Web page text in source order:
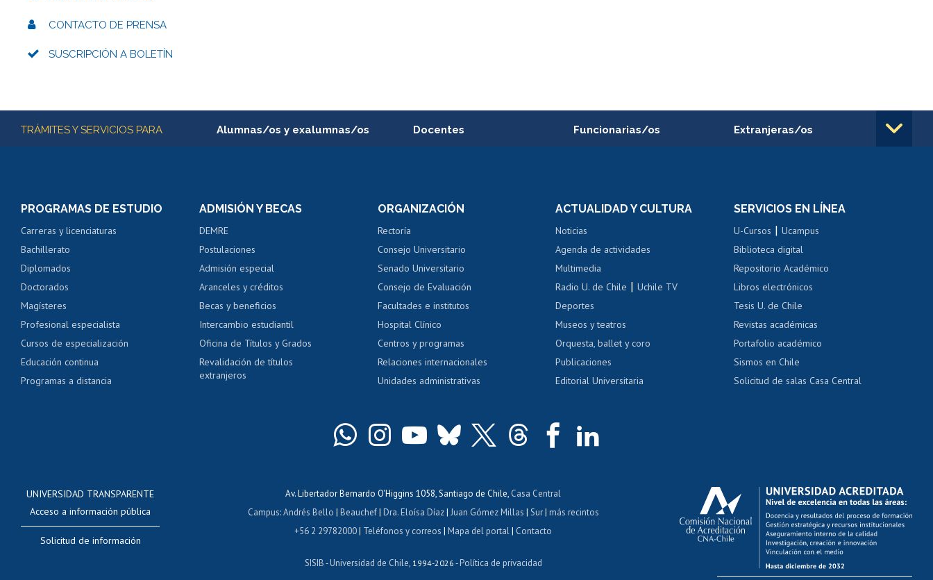
CONTACTO DE PRENSA
SUSCRIPCIÓN A BOLETÍN
Más información
TRÁMITES Y SERVICIOS PARA Alumnas/os y exalumnas/os
Servicio médico y dental
Pago de arancel y crédito alumnos
Pago de arancel y crédito exalumnos
Certificado de títulos y grados
Docentes
Perfeccionamiento
Evaluación docente
Calificación académica
Postulación al AUCAI
Funcionarias/os
Portal de movilidad interna
Certificado de renta
Certificado de renta
Extranjeras/os
Cursos de español
Mi Uchile Ayuda tecnológica Tarjeta TUI Acoso laboral, sexual y violencia Denuncias administrativas
PROGRAMAS DE ESTUDIO
Carreras y licenciaturas
Bachillerato
Diplomados
Doctorados
Magísteres
Profesional especialista
Cursos de especialización
Educación continua
Programas a distancia
ADMISIÓN Y BECAS
DEMRE
Postulaciones
Admisión especial
Aranceles y créditos
Becas y beneficios
Intercambio estudiantil
Oficina de Títulos y Grados
Revalidación de títulos
extranjeros
ORGANIZACIÓN
Rectoría
Consejo Universitario
Senado Universitario
Consejo de Evaluación
Facultades e institutos
Hospital Clínico
Centros y programas
Relaciones internacionales
Unidades administrativas
ACTUALIDAD Y CULTURA
Noticias
Agenda de actividades
Multimedia
Radio U. de Chile |Uchile TV
Deportes
Museos y teatros
Orquesta, ballet y coro
Publicaciones
Editorial Universitaria
SERVICIOS EN LÍNEA
U-Cursos |Ucampus
Biblioteca digital
Repositorio Académico
Libros electrónicos
Tesis U. de Chile
Revistas académicas
Portafolio académico
Sismos en Chile
Solicitud de salas Casa Central
UNIVERSIDAD TRANSPARENTE
Acceso a información pública
Solicitud de información
Av. Libertador Bernardo O'Higgins 1058, Santiago de Chile, Casa Central
Campus:Andrés Bello | Beauchef| Dra. Eloísa Díaz| Juan Gómez Millas | Sur| más recintos
+56 2 29782000| Teléfonos y correos |Mapa del portal| Contacto
SISIB -Universidad de Chile , 1994-2026 -Política de privacidad